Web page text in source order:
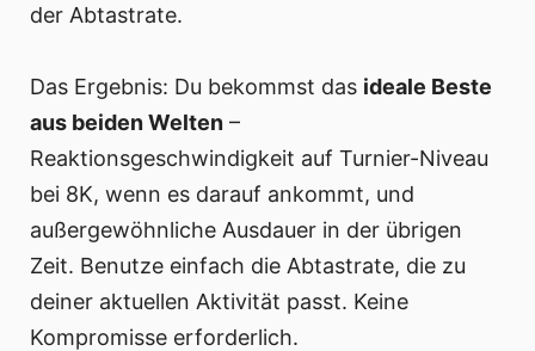
der Abtastrate.
Das Ergebnis: Du bekommst das ideale Beste
aus beiden Welten –
Reaktionsgeschwindigkeit auf Turnier-Niveau
bei 8K, wenn es darauf ankommt, und
außergewöhnliche Ausdauer in der übrigen
Zeit. Benutze einfach die Abtastrate, die zu
deiner aktuellen Aktivität passt. Keine
Kompromisse erforderlich.